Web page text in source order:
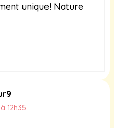
unique! Nature
12h35